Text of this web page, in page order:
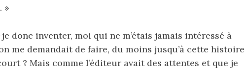
»
donc inventer, moi qui ne m’étais jamais intéressé à
me demandait de faire, du moins jusqu’à cette histoire
? Mais comme l’éditeur avait des attentes et que je